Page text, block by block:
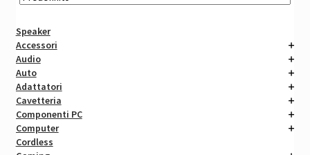
Speaker
Accessori
Audio
Auto
Adattatori
Cavetteria
Componenti PC
Computer
Cordless